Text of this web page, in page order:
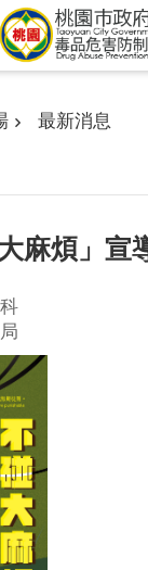
最新消息
麻煩」宣